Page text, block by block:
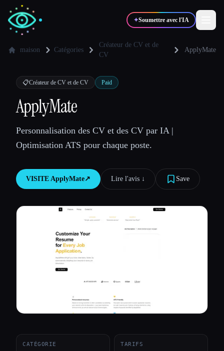
✦Soumettre avec l'IA
💻Développeurs
🎓Étudiants 🎬Créateurs
Toutes les catégories
maison Catégories
Créateur de CV et de
CV
ApplyMate
📋Créateur de CV et de CV Paid
ApplyMate
Personnalisation des CV et des CV par IA |
Optimisation ATS pour chaque poste.
VISITE ApplyMate↗︎ Lire l'avis ↓︎ Save
CATÉGORIE TARIFS